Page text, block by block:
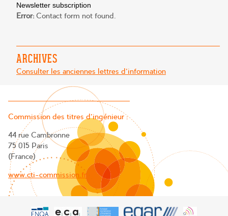
Newsletter subscription
Error: Contact form not found.
ARCHIVES
Consulter les anciennes lettres d'information
Commission des titres d’ingénieur :
44 rue Cambronne
75 015 Paris
(France)
www.cti-commission.fr